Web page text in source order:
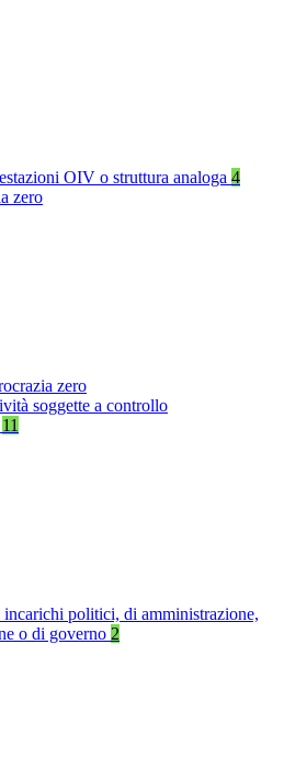
OIV o struttura analoga 4
zero
zero
soggette a controllo
11
politici, di amministrazione,
o di governo 2